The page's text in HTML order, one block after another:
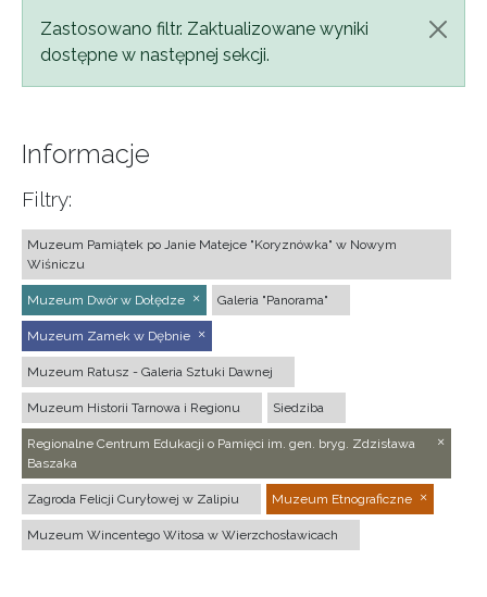
Komunikat
Zastosowano filtr. Zaktualizowane wyniki
dostępne w następnej sekcji.
Informacje
Filtry:
Muzeum Pamiątek po Janie Matejce "Koryznówka" w Nowym
Wiśniczu
Muzeum Dwór w Dołędze Galeria "Panorama"
Muzeum Zamek w Dębnie
Muzeum Ratusz - Galeria Sztuki Dawnej
Muzeum Historii Tarnowa i Regionu Siedziba
Regionalne Centrum Edukacji o Pamięci im. gen. bryg. Zdzisława
Baszaka
Zagroda Felicji Curyłowej w Zalipiu Muzeum Etnograficzne
Muzeum Wincentego Witosa w Wierzchosławicach